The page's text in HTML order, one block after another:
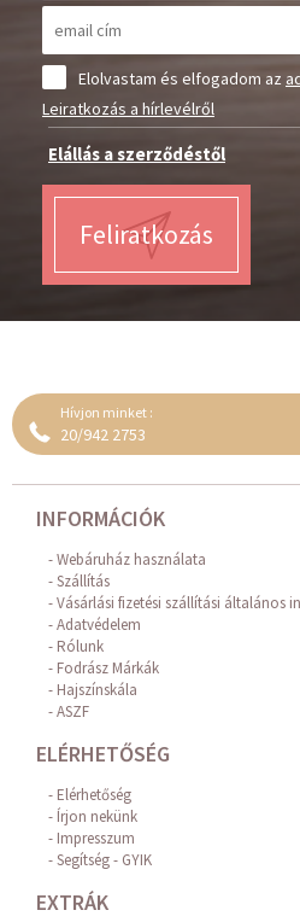
Elolvastam és elfogadom az
Leiratkozás a hírlevélről
Elállás a szerződéstől
Feliratkozás
Hívjon minket :
20/942 2753
INFORMÁCIÓK
Webáruház használata
Szállítás
Vásárlási fizetési szállítási általános
Adatvédelem
Rólunk
Fodrász Márkák
Hajszínskála
ASZF
ELÉRHETŐSÉG
Elérhetőség
Írjon nekünk
Impresszum
Segítség - GYIK
EXTRÁK